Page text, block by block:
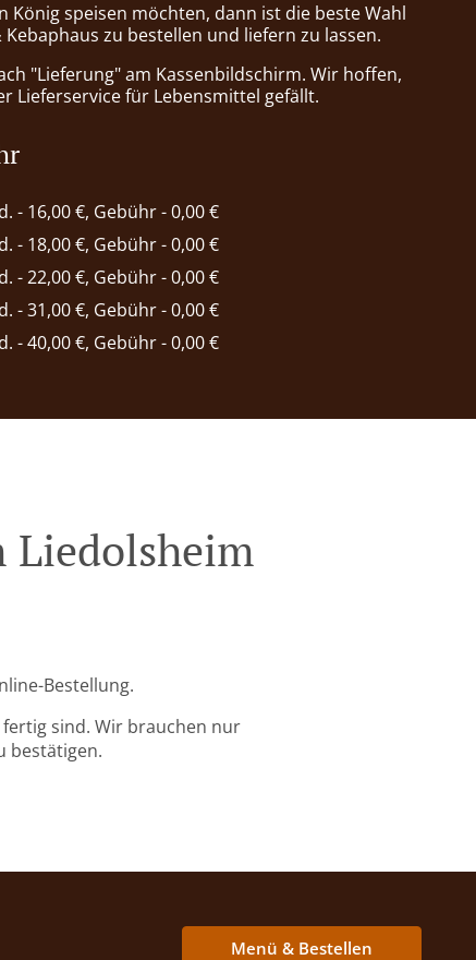
König speisen möchten, dann ist die beste Wahl
Kebaphaus zu bestellen und liefern zu lassen.
"Lieferung" am Kassenbildschirm. Wir hoffen,
Lieferservice für Lebensmittel gefällt.
- 16,00 €, Gebühr - 0,00 €
- 18,00 €, Gebühr - 0,00 €
- 22,00 €, Gebühr - 0,00 €
- 31,00 €, Gebühr - 0,00 €
- 40,00 €, Gebühr - 0,00 €
Bestellung.
fertig sind. Wir brauchen nur
bestätigen.
Menü & Bestellen